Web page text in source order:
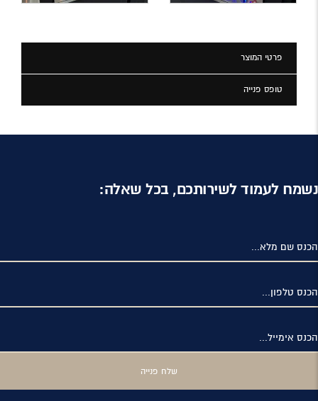
פרטי המוצר
טופס פנייה
נשמח לעמוד לשירותכם, בכל שאלה:
הכנס שם מלא...
הכנס טלפון...
הכנס אימייל...
שלח פנייה